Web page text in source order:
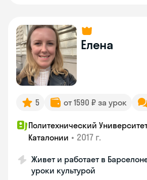
Елена
5 от 1590 ₽ за урок
Политехнический
Каталонии • 2017 г.
Живет и работает в
уроки культурой